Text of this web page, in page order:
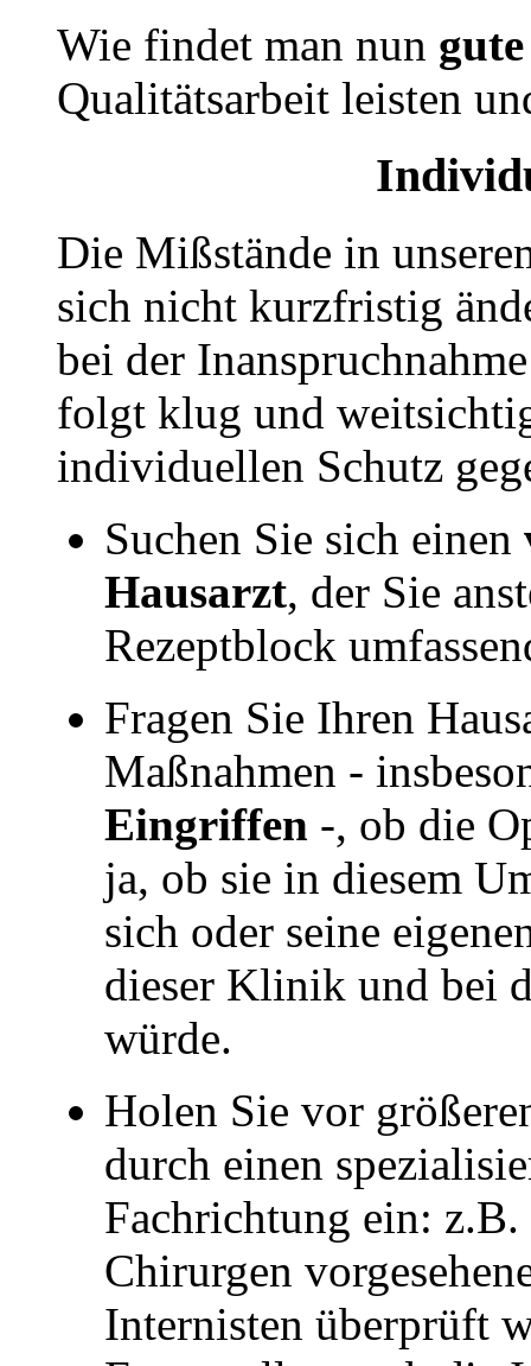
Wie findet man nun
Qualitätsarbeit leisten
Die Mißstände in
sich nicht kurzfristig
bei der
folgt klug und
individuellen Schutz
Suchen Sie sich einen
Hausarzt, der Sie
Rezeptblock
Fragen Sie Ihren
Maßnahmen -
Eingriffen -, ob die
ja, ob sie in diesem
sich oder seine
dieser Klinik und bei
würde.
Holen Sie vor
durch einen
Fachrichtung ein:
Chirurgen
Internisten überprüft